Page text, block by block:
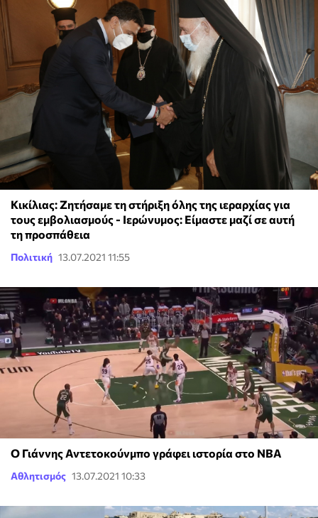
Κικίλιας: Ζητήσαμε τη στήριξη όλης της ιεραρχίας για
τους εμβολιασμούς - Ιερώνυμος: Είμαστε μαζί σε αυτή
τη προσπάθεια
Πολιτική 13.07.2021 11:55
Ο Γιάννης Αντετοκούνμπο γράφει ιστορία στο ΝΒΑ
Αθλητισμός 13.07.2021 10:33